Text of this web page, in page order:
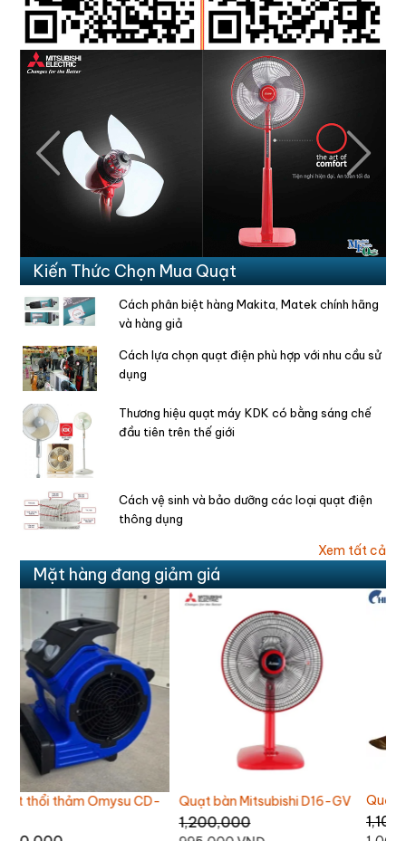
Previous Next
Kiến Thức Chọn Mua Quạt
Cách phân biệt hàng Makita, Matek chính hãng
và hàng giả
Cách lựa chọn quạt điện phù hợp với nhu cầu sử
dụng
Thương hiệu quạt máy KDK có bằng sáng chế
đầu tiên trên thế giới
Cách vệ sinh và bảo dưỡng các loại quạt điện
thông dụng
Xem tất cả
Mặt hàng đang giảm giá
Quạt trần Chinghai SF2001
Quạt treo tường AC
AWF04A163